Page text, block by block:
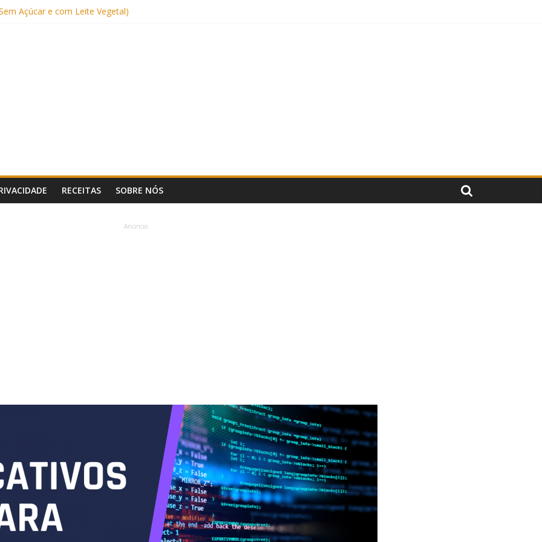
Uma Receita Prática e Deliciosa
e Boa para o Intestino
Alulose)
(Sem Forno, Fácil e Fofinho)
RECEITAS SOBRE NÓS
Anúncio